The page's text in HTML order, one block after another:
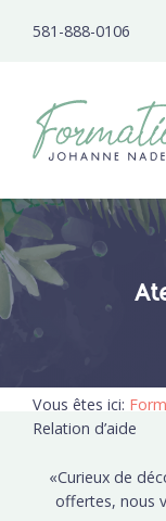
581-888-0106
Vous êtes ici:
Relation d’aide
«Curieux de
offertes, nous